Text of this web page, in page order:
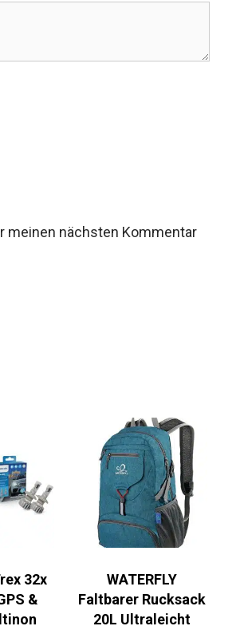
meinen nächsten Kommentar
32x
&
WATERFLY
Faltbarer Rucksack
20L Ultraleicht